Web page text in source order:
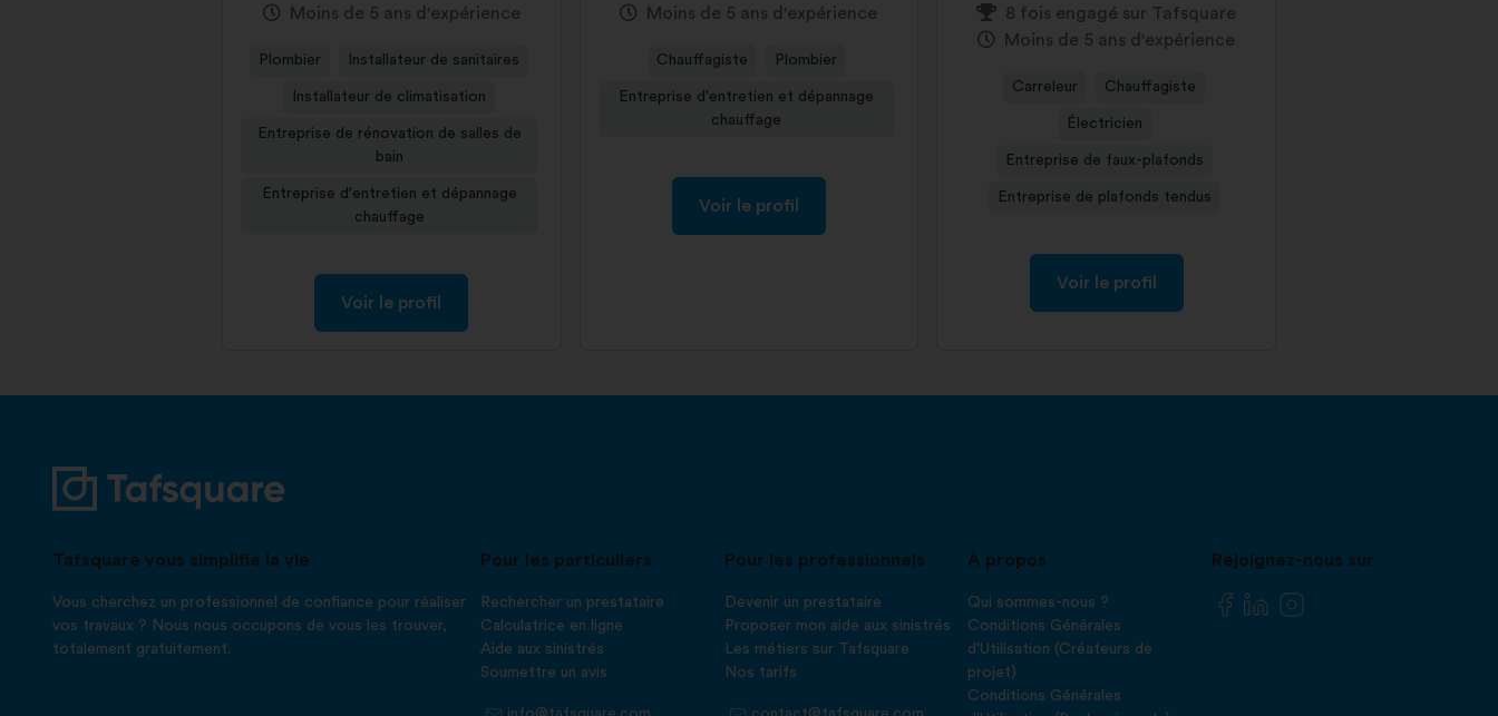
Moins de 5 ans d'expérience
Plombier Installateur de sanitaires
Installateur de climatisation
Entreprise de rénovation de salles de
bain
Entreprise d'entretien et dépannage
chauffage
Voir le profil
Moins de 5 ans d'expérience
Chauffagiste Plombier
Entreprise d'entretien et dépannage
chauffage
Voir le profil
8 fois engagé sur Tafsquare
Moins de 5 ans d'expérience
Carreleur Chauffagiste
Électricien
Entreprise de faux-plafonds
Entreprise de plafonds tendus
Voir le profil
Tafsquare vous simplifie la vie
Vous cherchez un professionnel de confiance pour réaliser
vos travaux ? Nous nous occupons de vous les trouver,
totalement gratuitement.
Pour les particuliers
Rechercher un prestataire
Calculatrice en ligne
Aide aux sinistrés
Soumettre un avis
Pour les professionnels
Devenir un prestataire
Proposer mon aide aux sinistrés
Les métiers sur Tafsquare
Nos tarifs
À propos
Qui sommes-nous ?
Conditions Générales
d'Utilisation (Créateurs de
projet)
Conditions Générales
Rejoignez-nous sur